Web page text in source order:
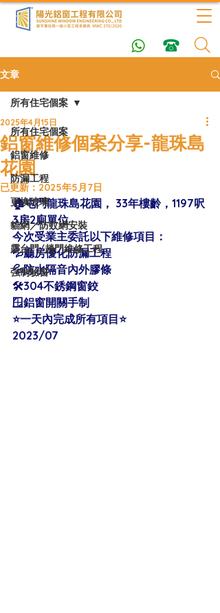
文章
所有住宅個案
鋁窗維修
防漏工程
更換玻璃
貓網／防蚊網安裝
露台門/趟門維修工程
強制驗窗
所有住宅個案
鋁窗維修個案分享-龍珠島
花園
2025年4月15日
已更新： 2025年5月7日
🏠屯門龍珠島花園， 33年樓齡，1197呎
3房2廁單位
今次受業主委託以下維修項目：
💦廳房優化防漏工程
💦防水隔音內外膠條
🛠304不銹鋼窗鉸
🪟鋁窗開關手制
⭐️一天內完成所有項目⭐️
2023/07